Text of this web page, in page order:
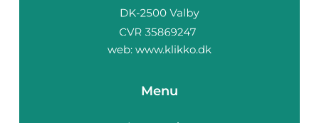
web: www.klikko.dk
Menu